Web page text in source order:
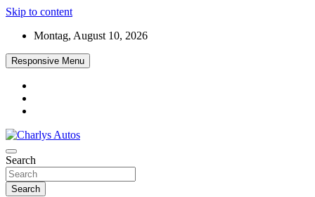
Skip to content
Montag, August 10, 2026
Responsive Menu
Charlys Autos
Das neue Automagazin – global. regional. informativ. interaktiv
Search
Search